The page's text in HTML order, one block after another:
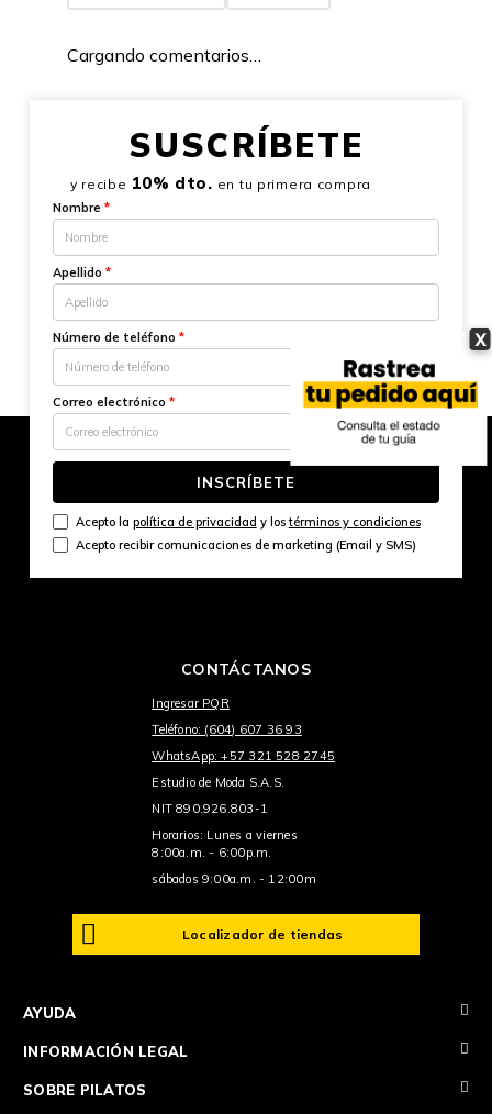
X
Cargando comentarios…
SUSCRÍBETE
y recibe 10% dto. en tu primera compra
Nombre *
Apellido *
Número de teléfono *
Correo electrónico *
INSCRÍBETE
Acepto la política de privacidad y lostérminos y condiciones
Acepto recibir comunicaciones de marketing (Email y SMS)
CONTÁCTANOS
Ingresar PQR
Teléfono: (604) 607 36 93
WhatsApp: +57 321 528 2745
Estudio de Moda S.A.S.
NIT 890.926.803-1
Horarios: Lunes a viernes
8:00a.m. - 6:00p.m.
sábados 9:00a.m. - 12:00m
Localizador de tiendas
AYUDA +
INFORMACIÓN LEGAL +
SOBRE PILATOS +